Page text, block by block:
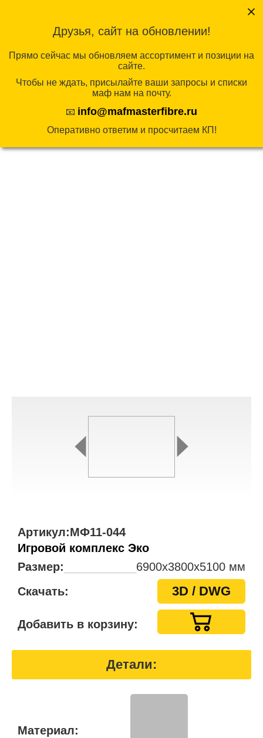
содержимому
КАТАЛОГ
ЭКО-ЛИНИЯ/ Игровые комплексы
Игровые комплексы ЭКО из
/ Игровой комплекс Эко
Артикул:МФ11-044
Игровой комплекс Эко
Размер:
6900х3800х5100 мм
Скачать:
3D / DWG
Добавить в корзину:
Детали:
Материал:
Друзья, сайт на обновлении!
Прямо сейчас мы обновляем ассортимент и позиции на
сайте.
Чтобы не ждать, присылайте ваши запросы и списки
маф нам на почту.
📧 info@mafmasterfibre.ru
Оперативно ответим и просчитаем КП!